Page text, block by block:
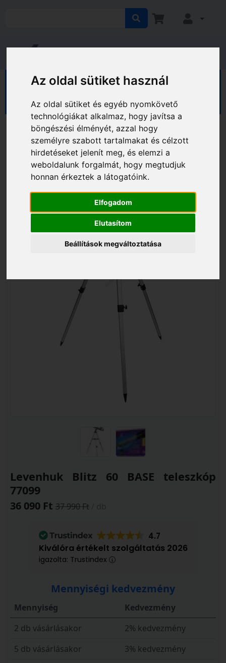
Az oldal sütiket használ
Az oldal sütiket és egyéb nyomkövető
technológiákat alkalmaz, hogy javítsa a
böngészési élményét, azzal hogy
személyre szabott tartalmakat és célzott
hirdetéseket jelenít meg, és elemzi a
weboldalunk forgalmát, hogy megtudjuk
honnan érkeztek a látogatóink.
Elfogadom
Elutasítom
Beállítások megváltoztatása
HÁZ KERT HOBBY Ház
Fotó Kamera
Teleszkópok
Levenhuk Blitz 60 BASE teleszkóp
77099
36 090 Ft 37 990 Ft
4.7
Kiválóra értékelt szolgáltatás 2026
igazolta: Trustindex
Mennyiségi kedvezmény
Mennyiség
Kedvezmény
2 db vásárlásakor
2% kedvezmény
5 db vásárlásakor
3% kedvezmény